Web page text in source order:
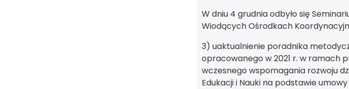
W dniu 4 grudnia odbyło się
Wiodących Ośrodkach
3) uaktualnienie poradnika
opracowanego w 2021 r. w ramach
wczesnego wspomagania rozwoju
Edukacji i Nauki na podstawie